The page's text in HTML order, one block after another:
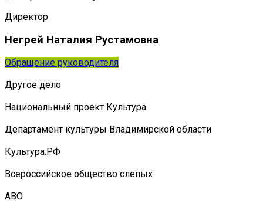
Директор
Негрей Наталия Рустамовна
Обращение руководителя
Другое дело
Национальный проект Культура
Департамент культуры Владимирской области
Культура.РФ
Всероссийское общество слепых
АВО